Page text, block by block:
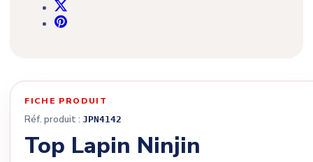
FICHE PRODUIT
Réf. produit : JPN4142
Top Lapin Ninjin